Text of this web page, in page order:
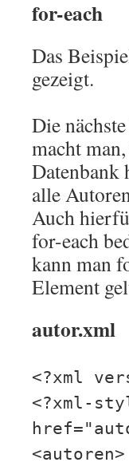
for-each
Das
gezeigt.
Die
macht
Datenbank
alle
Auch
for-each
kann man
Element
autor.xml
<?xml
<?xml-
<autoren>